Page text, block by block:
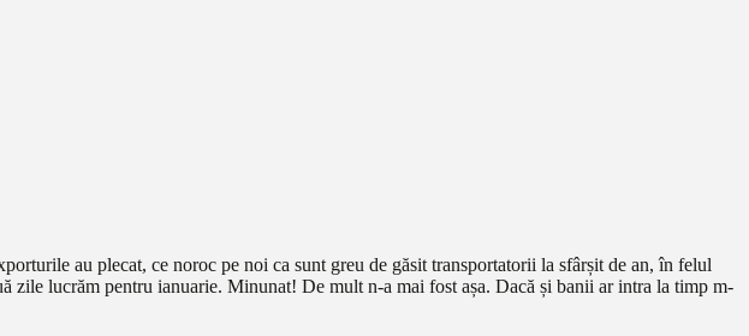
au plecat, ce noroc pe noi ca sunt greu de găsit transportatorii la sfârșit de an, în felul
zile lucrăm pentru ianuarie. Minunat! De mult n-a mai fost așa. Dacă și banii ar intra la timp m-